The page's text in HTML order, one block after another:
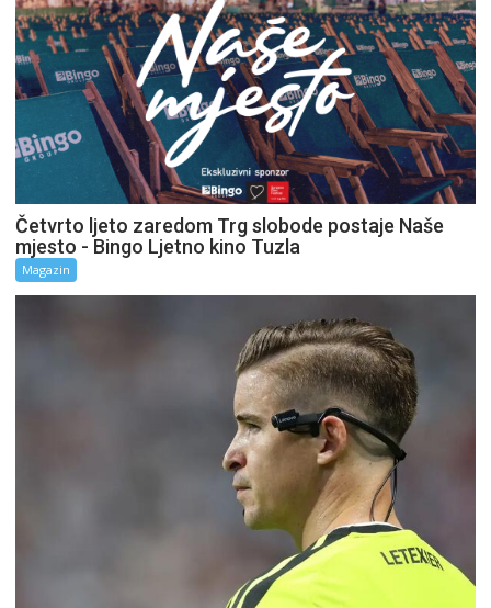
Četvrto ljeto zaredom Trg slobode postaje Naše
mjesto - Bingo Ljetno kino Tuzla
Magazin